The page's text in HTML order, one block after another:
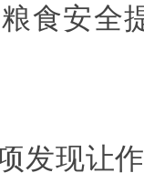
食安全
发现让